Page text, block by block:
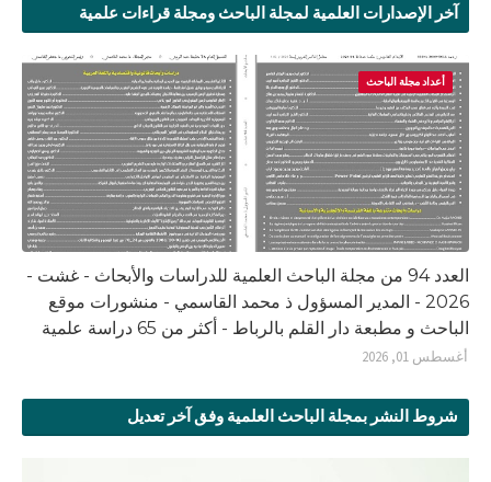
آخر الإصدارات العلمية لمجلة الباحث ومجلة قراءات علمية
أعداد مجلة الباحث
العدد 94 من مجلة الباحث العلمية للدراسات والأبحاث - غشت -
2026 - المدير المسؤول ذ محمد القاسمي - منشورات موقع
الباحث و مطبعة دار القلم بالرباط - أكثر من 65 دراسة علمية
أغسطس 01, 2026
شروط النشر بمجلة الباحث العلمية وفق آخر تعديل